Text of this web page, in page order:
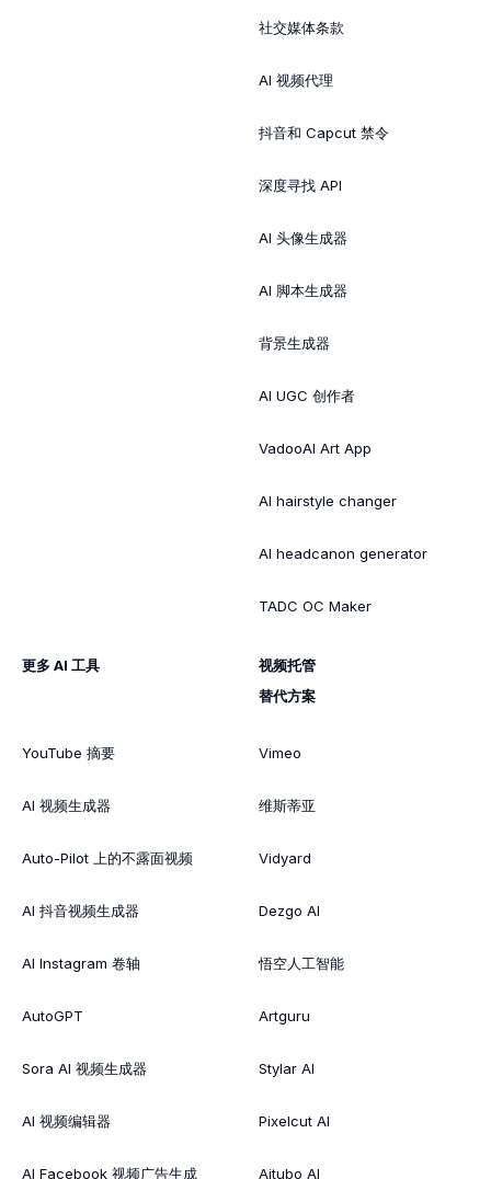
社交媒体条款
AI 视频代理
抖音和 Capcut 禁令
深度寻找 API
AI 头像生成器
AI 脚本生成器
背景生成器
AI UGC 创作者
VadooAI Art App
AI hairstyle changer
AI headcanon generator
TADC OC Maker
更多 AI 工具
YouTube 摘要
AI 视频生成器
Auto-Pilot 上的不露面视频
AI 抖音视频生成器
AI Instagram 卷轴
AutoGPT
Sora AI 视频生成器
AI 视频编辑器
AI Facebook 视频广告生成
视频托管
替代方案
Vimeo
维斯蒂亚
Vidyard
Dezgo AI
悟空人工智能
Artguru
Stylar AI
Pixelcut AI
Aitubo AI